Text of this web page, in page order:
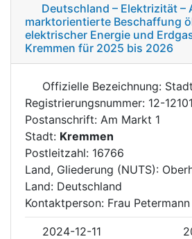
Deutschland – Elektrizität –
marktorientierte Beschaffung
elektrischer Energie und
Kremmen für 2025 bis 2026
Offizielle Bezeichnung: Stadt
Registrierungsnummer: 12-
Postanschrift: Am Markt 1
Stadt: Kremmen
Postleitzahl: 16766
Land, Gliederung (NUTS):
Land: Deutschland
Kontaktperson: Frau Petermann
2024-12-11